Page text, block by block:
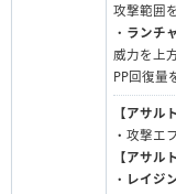
攻撃範囲
・ ランチ
威力を上
PP回復量
【アサル
・攻撃エ
【アサル
・ レイジ